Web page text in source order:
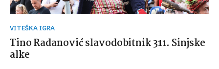
VITEŠKA IGRA
Tino Radanović slavodobitnik 311. Sinjske
alke